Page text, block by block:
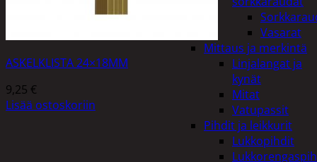
Vasarat
Mittaus ja merkintä
Linjalangat ja
kynät
Mitat
Vatupassit
Pihdit ja leikkurit
Lukkopihdit
ASKELKLISTA 24×18MM
9,25 €
Lisää ostoskoriin